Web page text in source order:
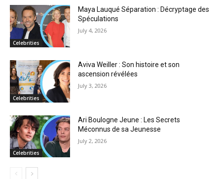
Celebrities
Maya Lauqué Séparation : Décryptage des
Spéculations
July 4, 2026
Celebrities
Aviva Weiller : Son histoire et son
ascension révélées
July 3, 2026
Celebrities
Ari Boulogne Jeune : Les Secrets
Méconnus de sa Jeunesse
July 2, 2026